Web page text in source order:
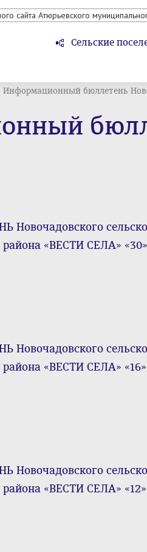
сайта Атюрьевского
Сельские
Информационный бюллетень
«ВЕСТИ СЕЛА»
«ВЕСТИ СЕЛА»
«ВЕСТИ СЕЛА»